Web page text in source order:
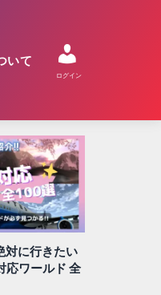
いて
ログイン
でおす
ルド20選